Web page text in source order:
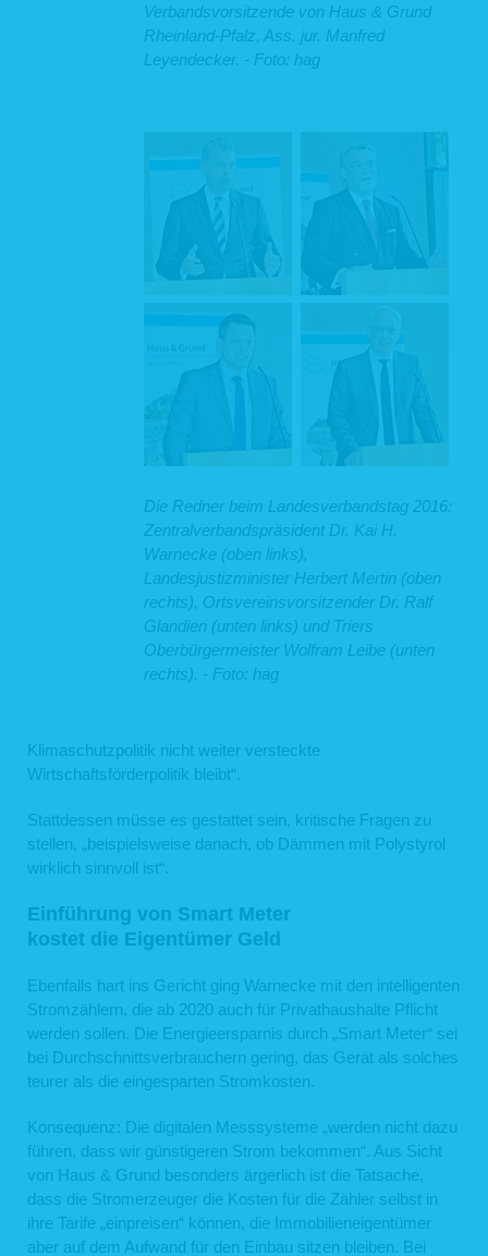
Verbandsvorsitzende von Haus & Grund
Rheinland-Pfalz, Ass. jur. Manfred
Leyendecker. - Foto: hag
Die Redner beim Landesverbandstag 2016:
Zentralverbandspräsident Dr. Kai H.
Warnecke (oben links),
Landesjustizminister Herbert Mertin (oben
rechts), Ortsvereinsvorsitzender Dr. Ralf
Glandien (unten links) und Triers
Oberbürgermeister Wolfram Leibe (unten
rechts). - Foto: hag
Klimaschutzpolitik nicht weiter versteckte
Wirtschaftsförderpolitik bleibt“.
Stattdessen müsse es gestattet sein, kritische Fragen zu
stellen, „beispielsweise danach, ob Dämmen mit Polystyrol
wirklich sinnvoll ist“.
Einführung von Smart Meter
kostet die Eigentümer Geld
Ebenfalls hart ins Gericht ging Warnecke mit den intelligenten
Stromzählern, die ab 2020 auch für Privathaushalte Pflicht
werden sollen. Die Energieersparnis durch „Smart Meter“ sei
bei Durchschnittsverbrauchern gering, das Gerät als solches
teurer als die eingesparten Stromkosten.
Konsequenz: Die digitalen Messsysteme „werden nicht dazu
führen, dass wir günstigeren Strom bekommen“. Aus Sicht
von Haus & Grund besonders ärgerlich ist die Tatsache,
dass die Stromerzeuger die Kosten für die Zähler selbst in
ihre Tarife „einpreisen“ können, die Immobilieneigentümer
aber auf dem Aufwand für den Einbau sitzen bleiben. Bei